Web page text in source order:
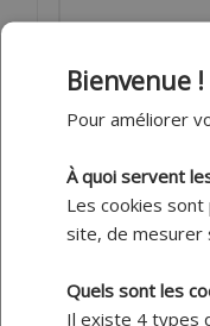
MASSE
ADAPTABLE 4X5G +
Bienvenue !
Pour améliorer
À quoi servent
Les cookies
site, de mesurer
Quels sont les
Il existe 4 types